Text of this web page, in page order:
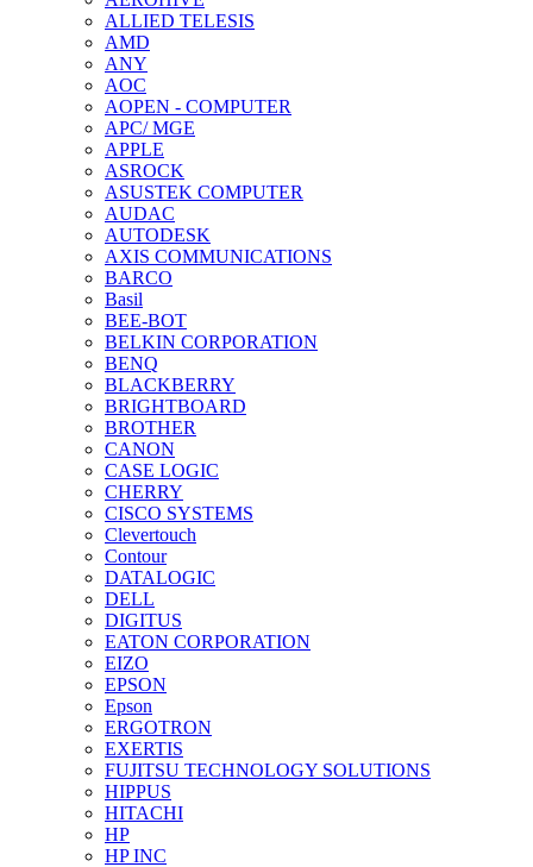
ALLIED TELESIS
AMD
ANY
AOC
AOPEN - COMPUTER
APC/ MGE
APPLE
ASROCK
ASUSTEK COMPUTER
AUDAC
AUTODESK
AXIS COMMUNICATIONS
BARCO
Basil
BEE-BOT
BELKIN CORPORATION
BENQ
BLACKBERRY
BRIGHTBOARD
BROTHER
CANON
CASE LOGIC
CHERRY
CISCO SYSTEMS
Clevertouch
Contour
DATALOGIC
DELL
DIGITUS
EATON CORPORATION
EIZO
EPSON
Epson
ERGOTRON
EXERTIS
FUJITSU TECHNOLOGY SOLUTIONS
HIPPUS
HITACHI
HP
HP INC